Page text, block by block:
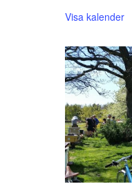
Visa kalender